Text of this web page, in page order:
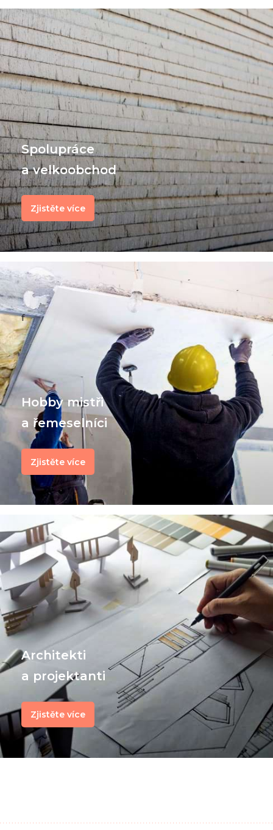
Spolupráce
a velkoobchod
Zjistěte více
f
Hobby mistři
a řemeselníci
Zjistěte více
Architekti
a projektanti
Zjistěte více